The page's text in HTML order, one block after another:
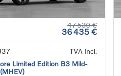
47 530 €
36 435 €
TVA Incl.
Limited Edition B3 Mild-